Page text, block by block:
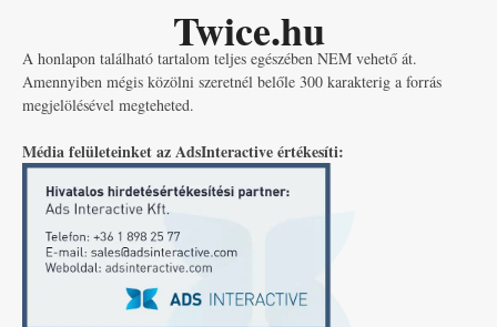
Twice.hu
A honlapon található tartalom teljes egészében NEM vehető át.
Amennyiben mégis közölni szeretnél belőle 300 karakterig a forrás
megjelölésével megteheted.
Média felületeinket az AdsInteractive értékesíti: